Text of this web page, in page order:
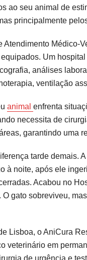
ao seu animal de
principalmente
Atendimento
Um
análises
ventilação
animal enfrenta
necessita de
garantindo uma
tarde demais.
à noite, após ele
Acabou no
gato sobreviveu,
Lisboa, o AniCura
veterinário em
de urgência e